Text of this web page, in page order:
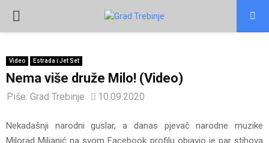
PRIMARY
Video Estrada i Jet Set
Nema više druže Milo! (Video)
Piše: Grad Trebinje 10.09.2020
Nekadašnji narodni guslar, a danas pjevač narodne muzike
Milorad Miljanić na svom Facebook profilu objavio je par stihova